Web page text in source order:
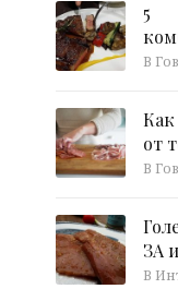
5
В
от
В
ЗА
В